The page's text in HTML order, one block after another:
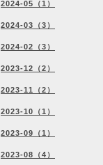
2024-05（1）
2024-03（3）
2024-02（3）
2023-12（2）
2023-11（2）
2023-10（1）
2023-09（1）
2023-08（4）